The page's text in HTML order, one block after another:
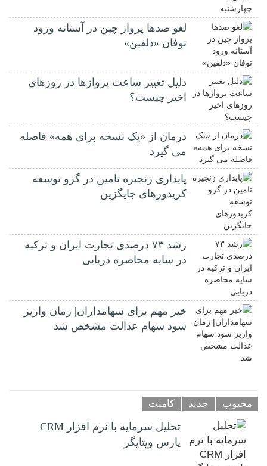
لغو صدها پرواز چین در آستانه ورود
توفان «دلفین»
دلیل تغییر ساعت پروازها در روزهای
اخیر چیست؟
درمان از «یک نسخه برای همه» فاصله
می گیرد
پایداری زنجیره تامین در گرو توسعه
کریدورهای جایگزین
رشد ۷۳ درصدی تجارت ایران و ترکیه
در سایه محاصره دریایی
خبر مهم برای سهامداران| زمان واریز
سود سهام عدالت مشخص شد
محبوب جدید کامنت
تحلیل سرمایه با نرم افزار CRM
پارس ویتایگر